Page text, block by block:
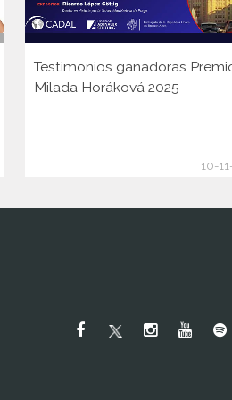
Testimonios ganadoras
Milada Horáková 2025
10-